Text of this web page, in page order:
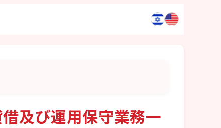
及び運用保守業務一